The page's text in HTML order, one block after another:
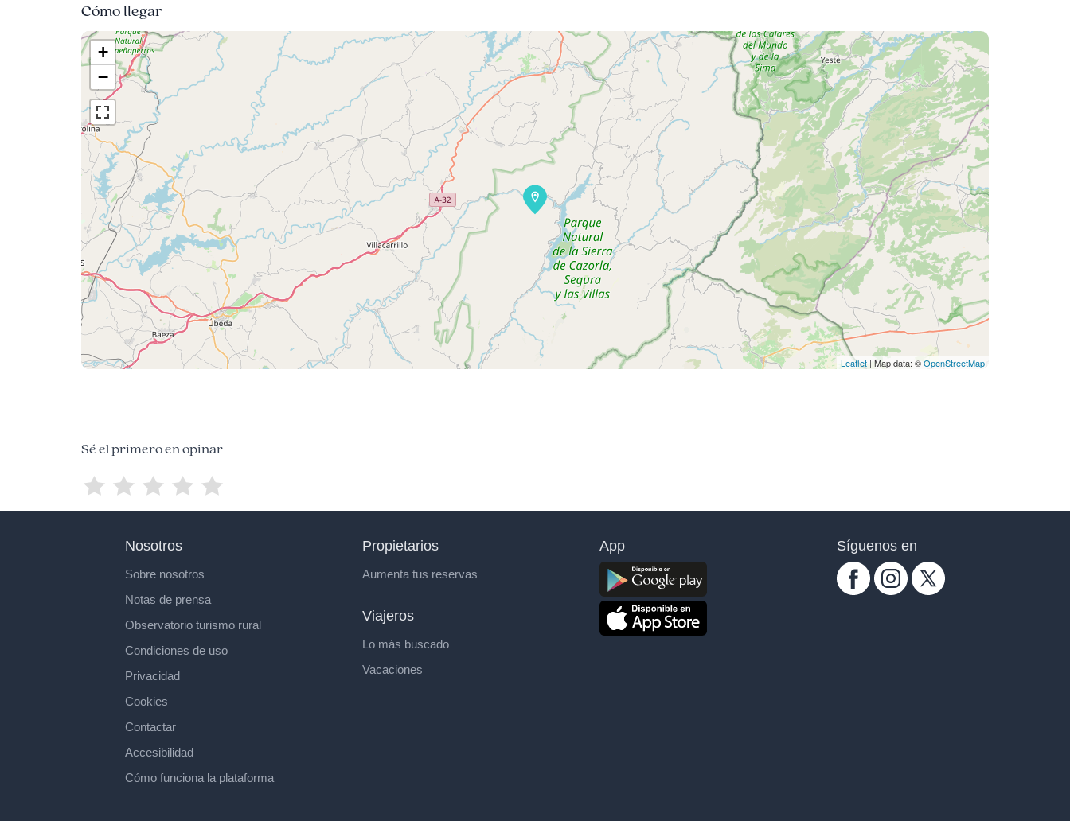
Cómo llegar
+
−
Leaflet | Map data: ©OpenStreetMap
Sé el primero en opinar
Nosotros
Sobre nosotros
Notas de prensa
Observatorio turismo rural
Condiciones de uso
Privacidad
Cookies
Contactar
Accesibilidad
Cómo funciona la plataforma
Propietarios
Aumenta tus reservas
Viajeros
Lo más buscado
Vacaciones
App Síguenos en